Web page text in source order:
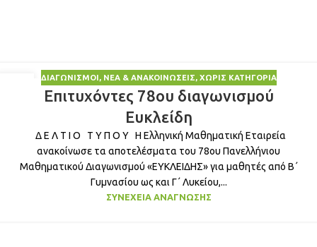
ΔΙΑΓΩΝΙΣΜΟΊ, ΝΈΑ & ΑΝΑΚΟΙΝΏΣΕΙΣ, ΧΩΡΊΣ ΚΑΤΗΓΟΡΊΑ
Επιτυχόντες 78ου διαγωνισμού
Ευκλείδη
Δ Ε Λ Τ Ι Ο Τ Υ Π Ο Υ Η Ελληνική Μαθηματική Εταιρεία
ανακοίνωσε τα αποτελέσματα του 78ου Πανελλήνιου
Μαθηματικού Διαγωνισμού «ΕΥΚΛΕΙΔΗΣ» για μαθητές από Β΄
Γυμνασίου ως και Γ΄ Λυκείου,...
ΣΥΝΈΧΕΙΑ ΑΝΆΓΝΩΣΗΣ